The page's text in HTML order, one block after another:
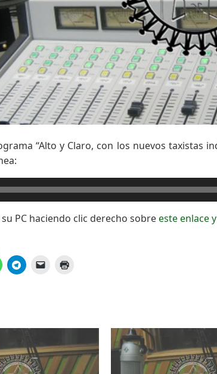
“Alto y Claro, con los nuevos taxistas
PC haciendo clic derecho sobreeste enlace